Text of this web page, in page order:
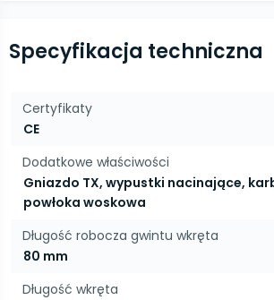
Specyfikacja techniczna
Certyfikaty
CE
Dodatkowe właściwości
Gniazdo TX, wypustki nacinające,
powłoka woskowa
Długość robocza gwintu wkręta
80 mm
Długość wkręta